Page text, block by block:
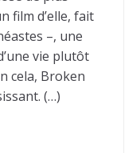
film d’elle, fait
–, une
vie plutôt
cela, Broken
(…)